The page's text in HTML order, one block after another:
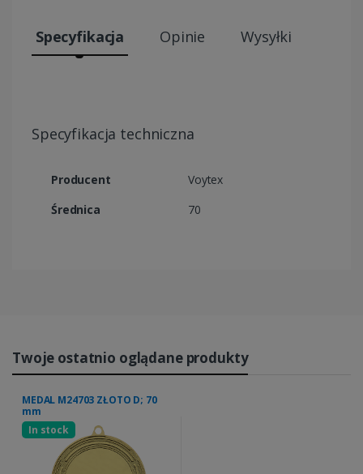
Specyfikacja Opinie Wysyłki
Specyfikacja techniczna
Producent
Voytex
Średnica
70
Twoje ostatnio oglądane produkty
MEDAL M24703 ZŁOTO D; 70
mm
In stock